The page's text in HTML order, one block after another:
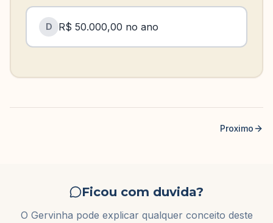
D R$ 50.000,00 no ano
Proximo
Ficou com duvida?
O Gervinha pode explicar qualquer conceito deste